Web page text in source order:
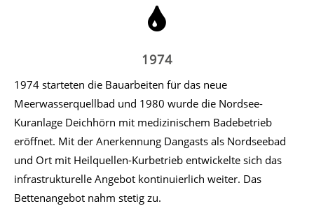
1974
1974 starteten die Bauarbeiten für das neue
Meerwasserquellbad und 1980 wurde die Nordsee-
Kuranlage Deichhörn mit medizinischem Badebetrieb
eröffnet. Mit der Anerkennung Dangasts als Nordseebad
und Ort mit Heilquellen-Kurbetrieb entwickelte sich das
infrastrukturelle Angebot kontinuierlich weiter. Das
Bettenangebot nahm stetig zu.